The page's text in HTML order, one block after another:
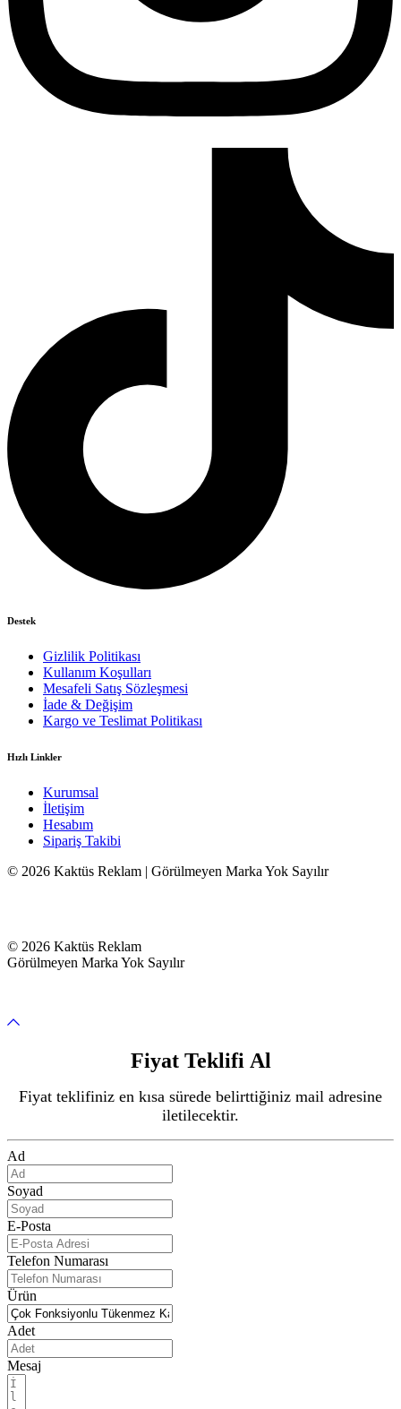
Destek
Gizlilik Politikası
Kullanım Koşulları
Mesafeli Satış Sözleşmesi
İade & Değişim
Kargo ve Teslimat Politikası
Hızlı Linkler
Kurumsal
İletişim
Hesabım
Sipariş Takibi
© 2026 Kaktüs Reklam | Görülmeyen Marka Yok Sayılır
© 2026 Kaktüs Reklam
Görülmeyen Marka Yok Sayılır
Fiyat Teklifi Al
Fiyat teklifiniz en kısa sürede belirttiğiniz mail adresine
iletilecektir.
Ad
Soyad
E-Posta
Telefon Numarası
Ürün
Adet
Mesaj